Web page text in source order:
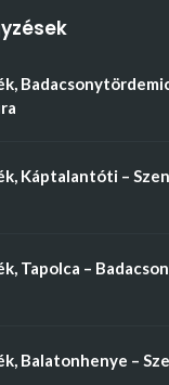
Káptalantóti –
Tapolca –
Balatonhenye –